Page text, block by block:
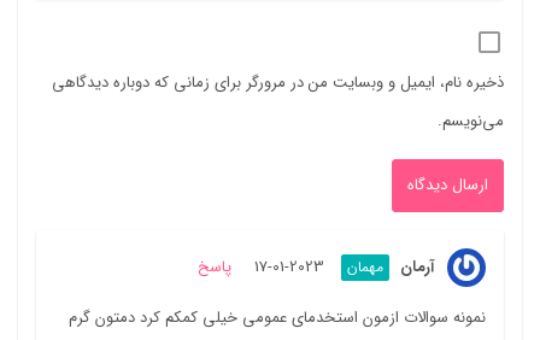
ذخیره نام، ایمیل و وبسایت من در مرورگر برای زمانی که دوباره دیدگاهی
می‌نویسم.
آرمان مهمان 2023-01-17 پاسخ
نمونه سوالات ازمون استخدمای عمومی خیلی کمکم کرد دمتون گرم